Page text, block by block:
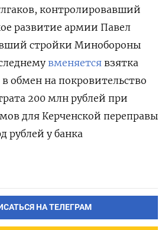
контролировавший
развитие армии Павел
стройки Минобороны
вменяется взятка
обмен на покровительство
200 млн рублей при
для Керченской переправы
рублей у банка
НА ТЕЛЕГРАМ